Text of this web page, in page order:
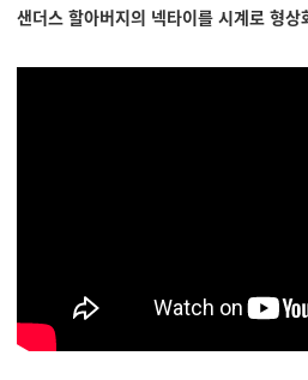
샌더스 할아버지의 넥타이를 시계로 형상